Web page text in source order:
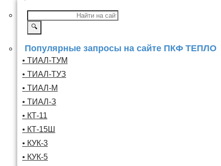
🔍
Популярные запросы на сайте ПКФ ТЕПЛО
• ТИАЛ-ТУМ
• ТИАЛ-ТУЗ
• ТИАЛ-М
• ТИАЛ-З
• КТ-11
• КТ-15Ш
• КУК-3
• КУК-5